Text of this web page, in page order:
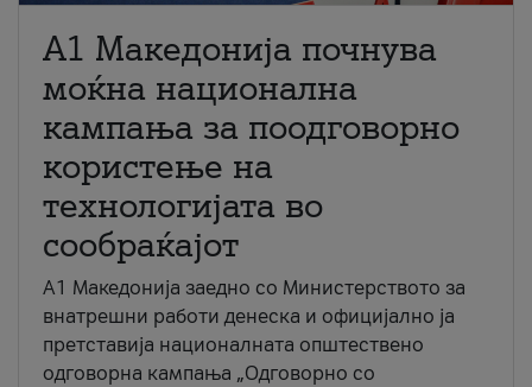
A1 Македонија почнува
моќна национална
кампања за поодговорно
користење на
технологијата во
сообраќајот
A1 Македонија заедно со Министерството за
внатрешни работи денеска и официјално ја
претставија националната општествено
одговорна кампања „Одговорно со